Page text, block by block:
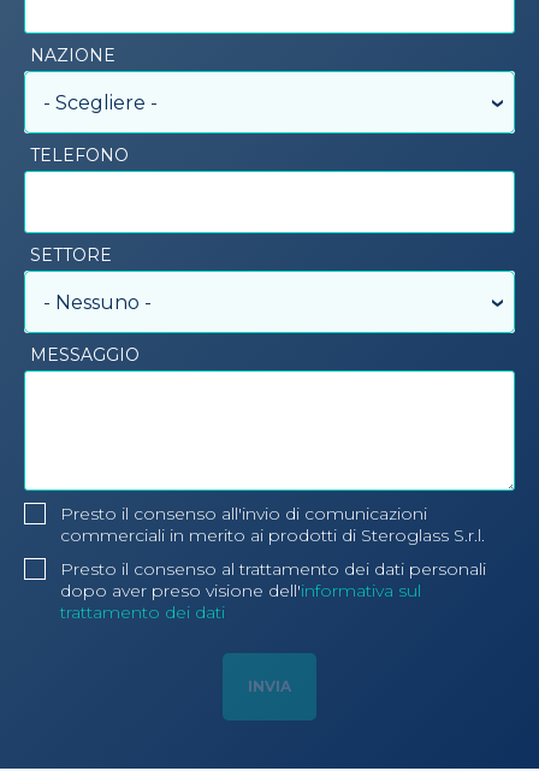
NAZIONE
- Scegliere -
TELEFONO
SETTORE
- Nessuno -
MESSAGGIO
Presto il consenso all'invio di comunicazioni
commerciali in merito ai prodotti di Steroglass S.r.l.
Presto il consenso al trattamento dei dati personali
dopo aver preso visione dell'informativa sul
trattamento dei dati